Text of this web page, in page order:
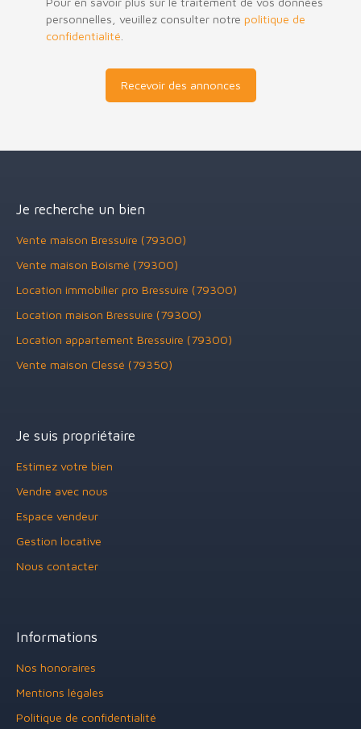
personnelles, veuillez consulter notre politique de
confidentialité
Recevoir des annonces
Je recherche un bien
Vente maison Bressuire (79300)
Vente maison Boismé (79300)
Location immobilier pro Bressuire (79300)
Location maison Bressuire (79300)
Location appartement Bressuire (79300)
Vente maison Clessé (79350)
Je suis propriétaire
Estimez votre bien
Vendre avec nous
Espace vendeur
Gestion locative
Nous contacter
Informations
Nos honoraires
Mentions légales
Politique de confidentialité